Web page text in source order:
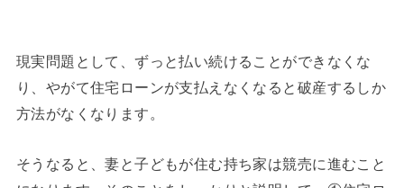
現実問題として、ずっと払い続けることができなくな
り、やがて住宅ローンが支払えなくなると破産するしか
方法がなくなります。
そうなると、妻と子どもが住む持ち家は競売に進むこと